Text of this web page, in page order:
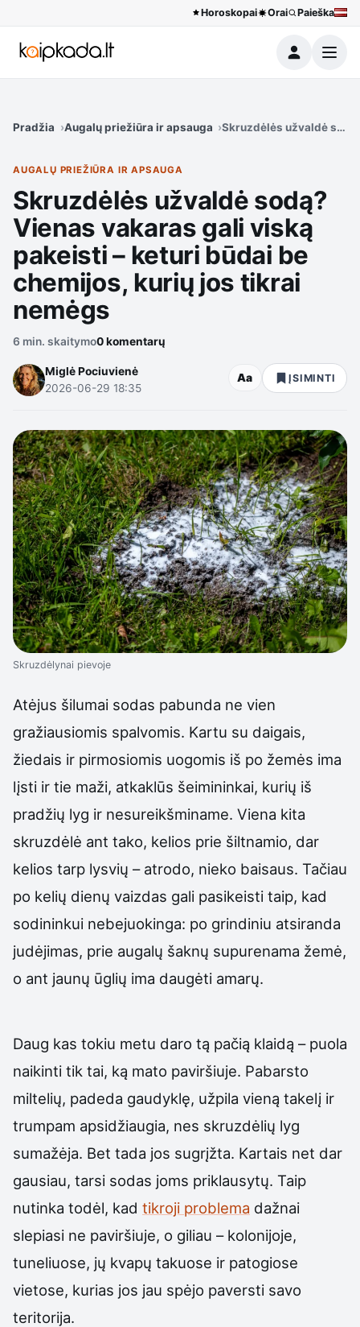
Horoskopai Orai Paieška
Meniu
Pradžia Augalų priežiūra ir apsauga Skruzdėlės užvaldė
AUGALŲ PRIEŽIŪRA IR APSAUGA
Skruzdėlės užvaldė sodą?
Vienas vakaras gali viską
pakeisti – keturi būdai be
chemijos, kurių jos tikrai
nemėgs
6 min. skaitymo0 komentarų
Miglė Pociuvienė
2026-06-29 18:35
Aa ĮSIMINTI
Skruzdėlynai pievoje
Atėjus šilumai sodas pabunda ne vien
gražiausiomis spalvomis. Kartu su daigais,
žiedais ir pirmosiomis uogomis iš po žemės ima
lįsti ir tie maži, atkaklūs šeimininkai, kurių iš
pradžių lyg ir nesureikšminame. Viena kita
skruzdėlė ant tako, kelios prie šiltnamio, dar
kelios tarp lysvių – atrodo, nieko baisaus. Tačiau
po kelių dienų vaizdas gali pasikeisti taip, kad
sodininkui nebejuokinga: po grindiniu atsiranda
judėjimas, prie augalų šaknų supurenama žemė,
o ant jaunų ūglių ima daugėti amarų.
Daug kas tokiu metu daro tą pačią klaidą – puola
naikinti tik tai, ką mato paviršiuje. Pabarsto
miltelių, padeda gaudyklę, užpila vieną takelį ir
trumpam apsidžiaugia, nes skruzdėlių lyg
sumažėja. Bet tada jos sugrįžta. Kartais net dar
gausiau, tarsi sodas joms priklausytų. Taip
nutinka todėl, kad tikroji problema dažnai
slepiasi ne paviršiuje, o giliau – kolonijoje,
tuneliuose, jų kvapų takuose ir patogiose
vietose, kurias jos jau spėjo paversti savo
teritorija.